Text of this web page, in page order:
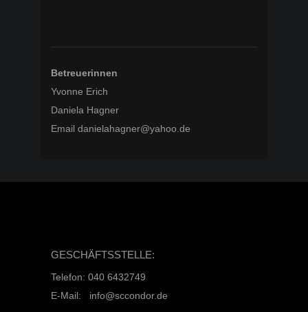
Betreuerinnen
Yvonne Erich
Daniela Hagner
Email danielahagner@yahoo.de
GESCHÄFTSSTELLE:
Telefon: 040 6432749
E-Mail: info@sccondor.de